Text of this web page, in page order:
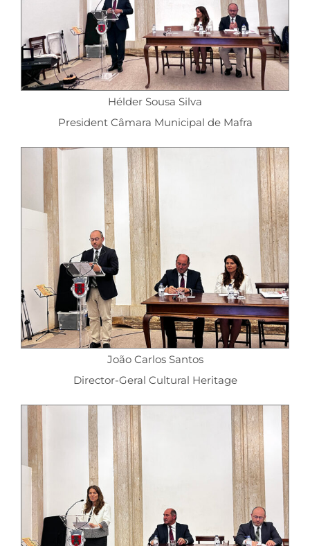
Hélder Sousa Silva
President Câmara Municipal de Mafra
João Carlos Santos
Director-Geral Cultural Heritage